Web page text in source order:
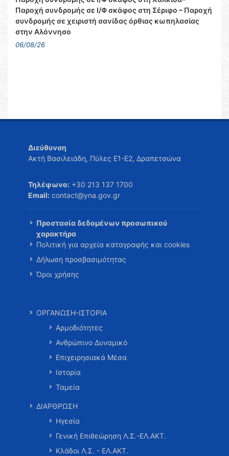
Παροχή συνδρομής σε Ι/Φ σκάφος στη Σέριφο – Παροχή
συνδρομής σε χειριστή σανίδας όρθιας κωπηλασίας
στην Αλόννησο
06/08/26
Διεύθυνση
Ακτή Βασιλειάδη, Πύλες Ε1-Ε2, Δραπετσώνα
Τηλέφωνο: +30 213 137 1700
Email: contact@yna.gov.gr
Προστασία δεδομένων προσωπικού
χαρακτήρα
Πολιτική για αρχεία καταγραφής και cookies
Δήλωση προσβασιμότητας
Όροι χρήσης
ΟΡΓΑΝΩΣΗ-ΙΣΤΟΡΙΑ
Αρμοδιότητες
Ανθρώπινο Δυναμικό
Επιχειρησιακά Μέσα
Ιστορία
Ταμεία
ΔΙΑΡΘΡΩΣΗ
Ηγεσία
Γενική Επιθεώρηση Λ.Σ.-ΕΛ.ΑΚΤ.
Κλάδοι Λ.Σ. - ΕΛ.ΑΚΤ.